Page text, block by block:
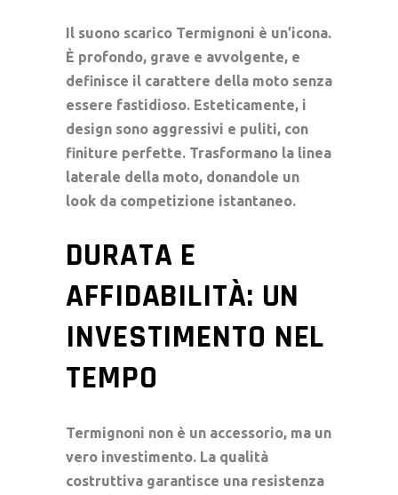
Il suono scarico Termignoni è un’icona.
È profondo, grave e avvolgente, e
definisce il carattere della moto senza
essere fastidioso. Esteticamente, i
design sono aggressivi e puliti, con
finiture perfette. Trasformano la linea
laterale della moto, donandole un
look da competizione istantaneo.
DURATA E
AFFIDABILITÀ: UN
INVESTIMENTO NEL
TEMPO
Termignoni non è un accessorio, ma un
vero investimento. La qualità
costruttiva garantisce una resistenza